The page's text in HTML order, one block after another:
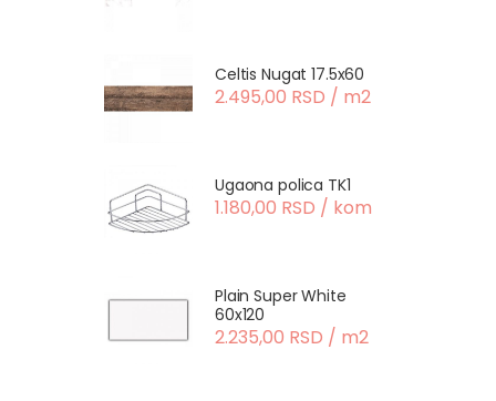
Celtis Nugat 17.5x60
2.495,00 RSD / m2
Ugaona polica TK1
1.180,00 RSD / kom
Plain Super White
60x120
2.235,00 RSD / m2